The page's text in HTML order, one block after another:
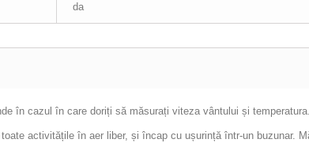
da
în cazul în care doriți să măsurați viteza vântului și temperatura.
activitățile în aer liber, și încap cu ușurință într-un buzunar.